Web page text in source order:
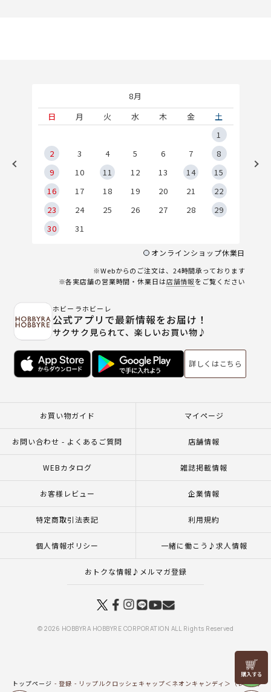
リリヤン
フェア
8月
日
月 火 水 木 金
土
1
2
3 4 5 6 7
8
9
10 11 12 13 14
15
16
17 18 19 20 21
22
23
24 25 26 27 28
29
30
31
オンラインショップ休業日
※Webからのご注文は、24時間承っております
※各実店舗の営業時間・休業日は店舗情報をご覧ください
ホビーラホビーレ
公式アプリで最新情報をお届け！
サクサク見られて、楽しいお買い物♪
詳しくはこちら
お買い物ガイド マイページ
お問い合わせ - よくあるご質問 店舗情報
WEBカタログ 雑誌掲載情報
お客様レビュー 企業情報
特定商取引法表記 利用規約
個人情報ポリシー 一緒に働こう♪求人情報
おトクな情報♪メルマガ登録
© 2026 HOBBYRA HOBBYRE CORPORATION ALL Rights Reserved
トップページ 登録 リップルクロッシェキャップ＜ネオンキャンディ＞（レシピ）